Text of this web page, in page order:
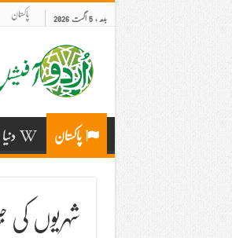
بدھ , 5 اگست 2026 پاکستان
پاکستان دنیا
شہریوں کی جیبوں